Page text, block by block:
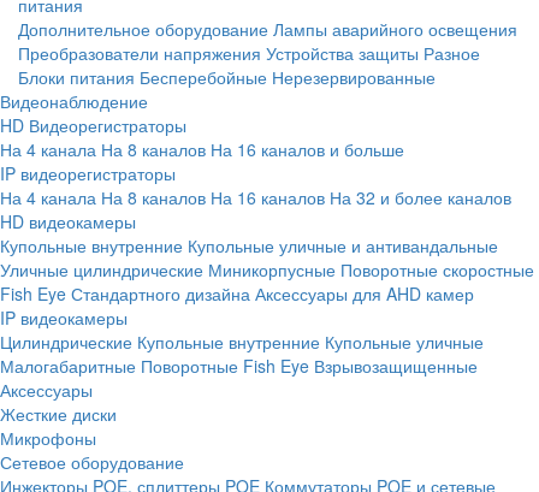
питания
Дополнительное оборудование Лампы аварийного освещения
Преобразователи напряжения Устройства защиты Разное
Блоки питания Бесперебойные Нерезервированные
Видеонаблюдение
HD Видеорегистраторы
На 4 канала На 8 каналов На 16 каналов и больше
IP видеорегистраторы
На 4 канала На 8 каналов На 16 каналов На 32 и более каналов
HD видеокамеры
Купольные внутренние Купольные уличные и антивандальные
Уличные цилиндрические Миникорпусные Поворотные скоростные
Fish Eye Стандартного дизайна Аксессуары для AHD камер
IP видеокамеры
Цилиндрические Купольные внутренние Купольные уличные
Малогабаритные Поворотные Fish Eye Взрывозащищенные
Аксессуары
Жесткие диски
Микрофоны
Сетевое оборудование
Инжекторы POE, сплиттеры POE Коммутаторы POE и сетевые